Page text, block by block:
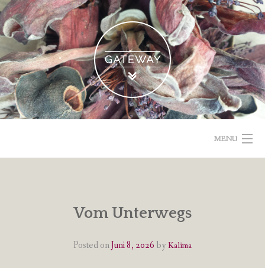
Skip
to
content
MENU
IMPRESSUM & DATENSCHUTZ
Vom Unterwegs
Posted onJuni 8, 2026 by Kalima